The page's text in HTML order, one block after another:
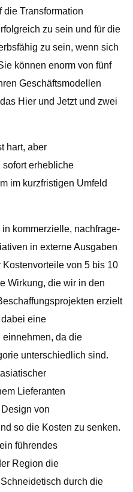
die Transformation
zu sein und für die
zu sein, wenn sich
können enorm von fünf
Geschäftsmodellen
Hier und Jetzt und zwei
hart, aber
erhebliche
im kurzfristigen Umfeld
kommerzielle, nachfrage-
in externe Ausgaben
von 5 bis 10
Wirkung, die wir in den
erzielt
eine
einnehmen, da die
unterschiedlich sind.
Lieferanten
von
so die Kosten zu senken.
führendes
Region die
durch die